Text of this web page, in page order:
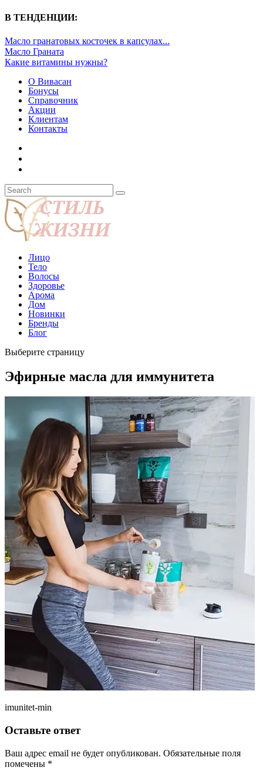
В ТЕНДЕНЦИИ:
Масло гранатовых косточек в капсулах...
Масло Граната
Какие витамины нужны?
О Вивасан
Бонусы
Справочник
Акции
Клиентам
Контакты
Лицо
Тело
Волосы
Здоровье
Арома
Дом
Новинки
Бренды
Блог
Выберите страницу
Эфирные масла для иммунитета
imunitet-min
Оставьте ответ
Ваш адрес email не будет опубликован. Обязательные поля
помечены *